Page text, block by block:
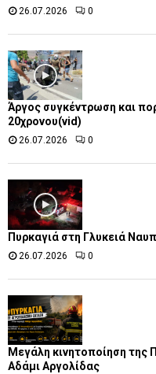
26.07.2026 0
Άργος συγκέντρωση και
20χρονου(vid)
26.07.2026 0
Πυρκαγιά στη Γλυκειά
26.07.2026 0
Μεγάλη κινητοποίηση της
Αδάμι Αργολίδας